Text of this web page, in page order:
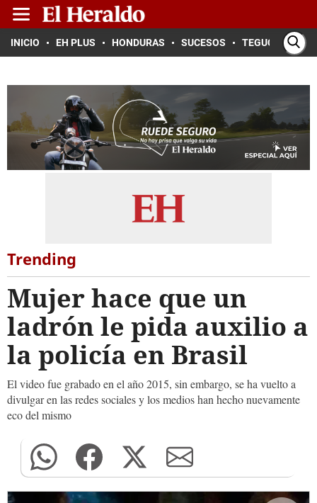
INICIO EH PLUS HONDURAS SUCESOS TEGUCIGALPA
Trending
Mujer hace que un
ladrón le pida auxilio a
la policía en Brasil
El video fue grabado en el año 2015, sin embargo, se ha vuelto a
divulgar en las redes sociales y los medios han hecho nuevamente
eco del mismo